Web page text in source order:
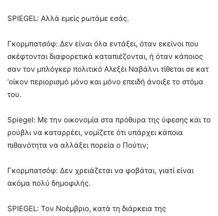
SPIEGEL: Αλλά εμείς ρωτάμε εσάς.
Γκορμπατσόφ: Δεν είναι όλα εντάξει, όταν εκείνοι που
σκέφτονται διαφορετικά καταπιέζονται, ή όταν κάποιος
σαν τον μπλόγκερ πολιτικό Αλεξέι Ναβάλνι τίθεται σε κατ
‘οίκον περιορισμό μόνο και μόνο επειδή άνοιξε το στόμα
του.
Spiegel: Με την οικονομία στα πρόθυρα της ύφεσης και το
ρούβλι να καταρρέει, νομίζετε ότι υπάρχει κάποια
πιθανότητα να αλλάξει πορεία ο Πούτιν;
Γκορμπατσόφ: Δεν χρειάζεται να φοβάται, γιατί είναι
ακόμα πολύ δημοφιλής.
SPIEGEL: Τον Νοέμβριο, κατά τη διάρκεια της